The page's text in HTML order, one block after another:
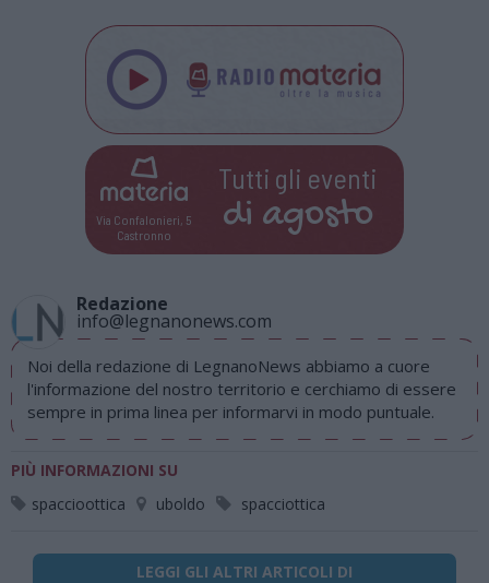
Via Confalonieri, 5
Castronno
Tutti gli eventi
di agosto
Redazione
info@legnanonews.com
Noi della redazione di LegnanoNews abbiamo a cuore
l'informazione del nostro territorio e cerchiamo di essere
sempre in prima linea per informarvi in modo puntuale.
PIÙ INFORMAZIONI SU
spaccioottica
uboldo spacciottica
LEGGI GLI ALTRI ARTICOLI DI